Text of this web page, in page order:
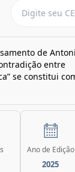
de
entre
se constitui
Ano de Edição
2025